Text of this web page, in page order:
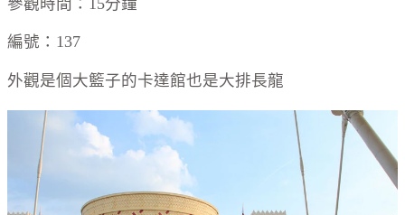
編號：137
外觀是個大籃子的卡達館也是大排長龍